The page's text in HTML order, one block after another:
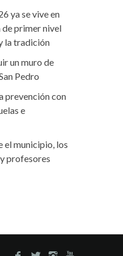
ya se vive en
de primer nivel
la tradición
un muro de
Pedro
prevención con
e
el municipio, los
profesores